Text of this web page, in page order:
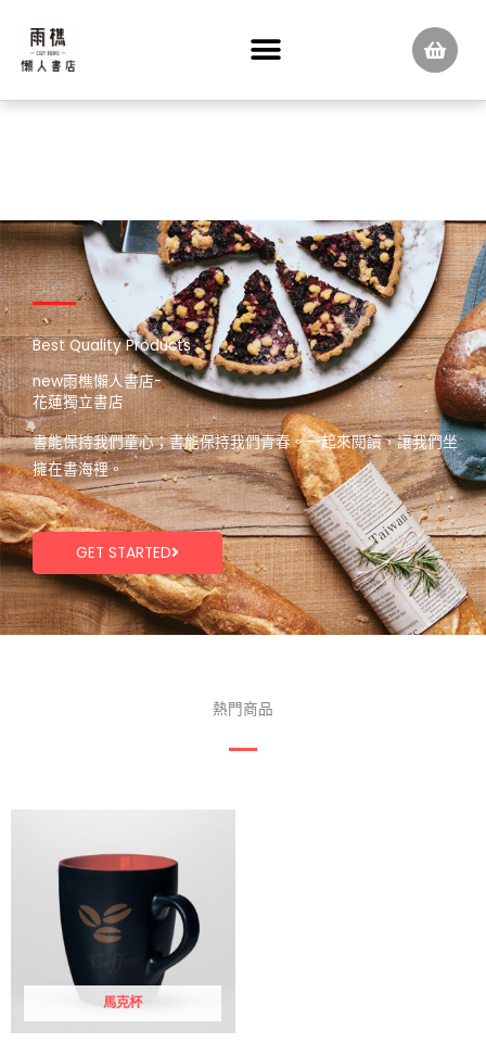
Best Quality Products
new雨樵懶人書店-
花蓮獨立書店
書能保持我們童心；書能保持我們青春。一起來閱讀，讓我們坐
擁在書海裡。
GET STARTED
熱門商品
馬克杯